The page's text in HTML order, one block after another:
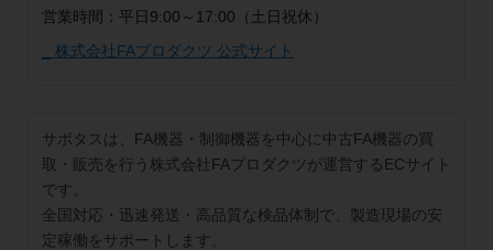
営業時間：平日9:00～17:00（土日祝休）
_ 株式会社FAプロダクツ 公式サイト
サポタスは、FA機器・制御機器を中心に中古FA機器の買
取・販売を行う株式会社FAプロダクツが運営するECサイト
です。
全国対応・迅速発送・高品質な検品体制で、製造現場の安
定稼働をサポートします。